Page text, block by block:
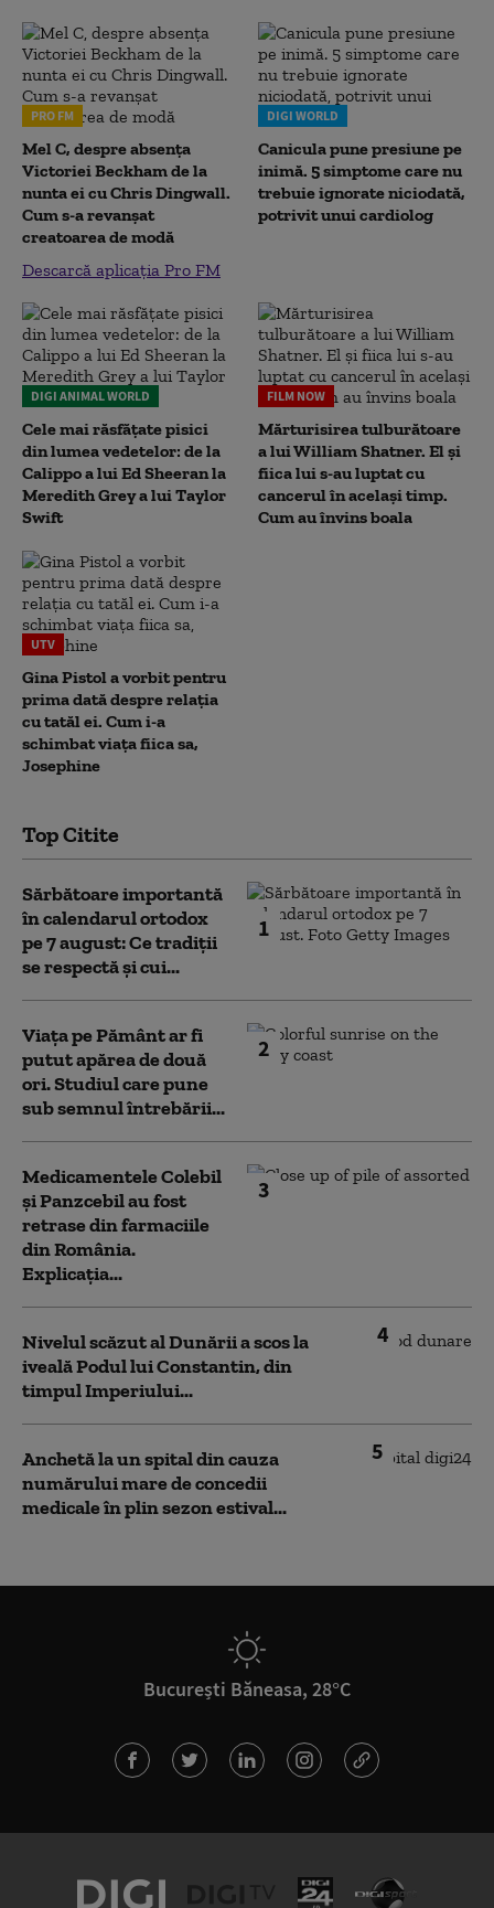
PRO FM
Mel C, despre absența
Victoriei Beckham de la
nunta ei cu Chris Dingwall.
Cum s-a revanșat
creatoarea de modă
Descarcă aplicația Pro FM
DIGI WORLD
Canicula pune presiune pe
inimă. 5 simptome care nu
trebuie ignorate niciodată,
potrivit unui cardiolog
DIGI ANIMAL WORLD
Cele mai răsfățate pisici
din lumea vedetelor: de la
Calippo a lui Ed Sheeran la
Meredith Grey a lui Taylor
Swift
FILM NOW
Mărturisirea tulburătoare
a lui William Shatner. El și
fiica lui s-au luptat cu
cancerul în același timp.
Cum au învins boala
UTV
Gina Pistol a vorbit pentru
prima dată despre relația
cu tatăl ei. Cum i-a
schimbat viața fiica sa,
Josephine
Top Citite
1
Sărbătoare importantă
în calendarul ortodox
pe 7 august: Ce tradiții
se respectă și cui...
2
Viața pe Pământ ar fi
putut apărea de două
ori. Studiul care pune
sub semnul întrebării...
3
Medicamentele Colebil
și Panzcebil au fost
retrase din farmaciile
din România.
Explicația...
4
Nivelul scăzut al Dunării a scos la
iveală Podul lui Constantin, din
timpul Imperiului...
5
Anchetă la un spital din cauza
numărului mare de concedii
medicale în plin sezon estival...
București Băneasa, 28°C